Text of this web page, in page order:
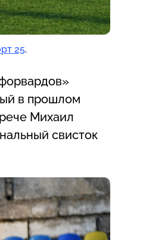
25.
в прошлом
Михаил
свисток